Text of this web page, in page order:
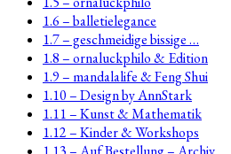
1.6 – balletielegance
1.7 – geschmeidige bissige …
1.8 – ornaluckphilo & Edition
1.9 – mandalalife & Feng Shui
1.10 – Design by AnnStark
1.11 – Kunst & Mathematik
1.12 – Kinder & Workshops